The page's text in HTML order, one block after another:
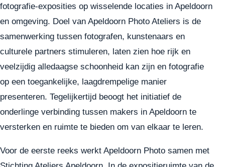
fotografie-exposities op wisselende locaties in Apeldoorn
en omgeving. Doel van Apeldoorn Photo Ateliers is de
samenwerking tussen fotografen, kunstenaars en
culturele partners stimuleren, laten zien hoe rijk en
veelzijdig alledaagse schoonheid kan zijn en fotografie
op een toegankelijke, laagdrempelige manier
presenteren. Tegelijkertijd beoogt het initiatief de
onderlinge verbinding tussen makers in Apeldoorn te
versterken en ruimte te bieden om van elkaar te leren.
Voor de eerste reeks werkt Apeldoorn Photo samen met